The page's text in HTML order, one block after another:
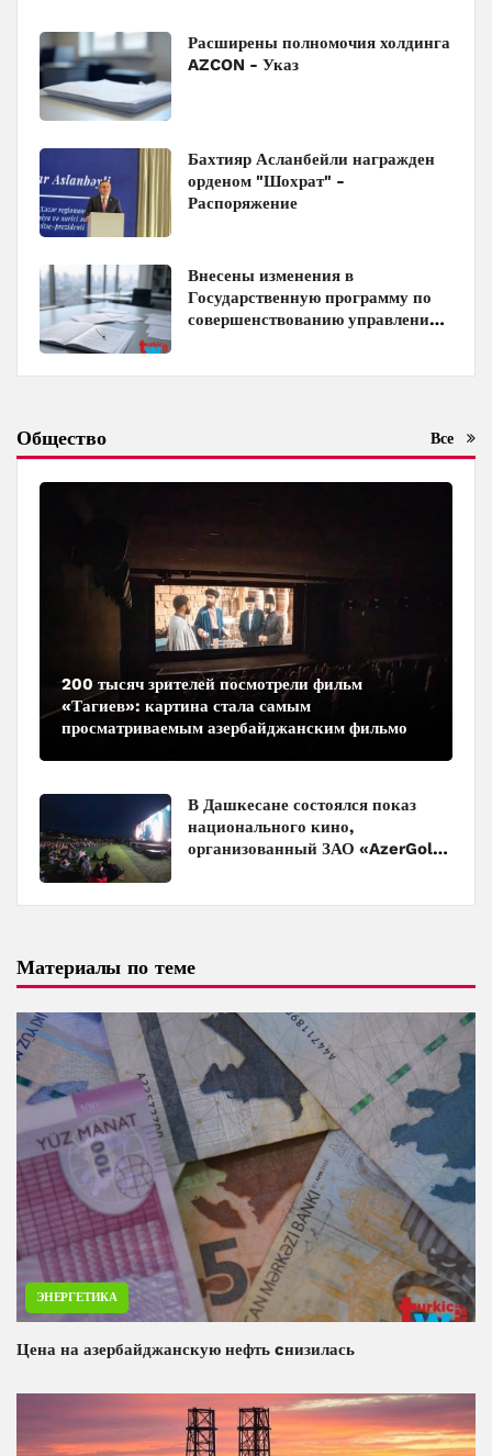
Расширены полномочия холдинга
AZCON - Указ
Бахтияр Асланбейли награжден
орденом "Шохрат" -
Распоряжение
Внесены изменения в
Государственную программу по
совершенствованию управления
Общество Все
200 тысяч зрителей посмотрели фильм
«Тагиев»: картина стала самым
просматриваемым азербайджанским фильмом
В Дашкесане состоялся показ
национального кино,
организованный ЗАО «AzerGold»
Материалы по теме
ЭНЕРГЕТИКА
Цена на азербайджанскую нефть cнизилась